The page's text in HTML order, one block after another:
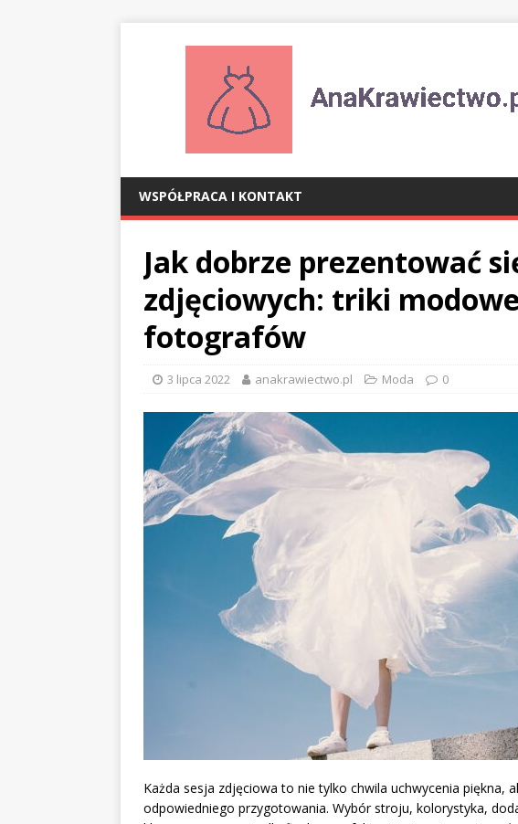
WSPÓŁPRACA I KONTAKT
Jak dobrze prezentować
zdjęciowych: triki
fotografów
3 lipca 2022 anakrawiectwo.pl Moda 0
Każda sesja zdjęciowa to nie tylko chwila uchwycenia piękna,
odpowiedniego przygotowania. Wybór stroju, kolorystyka,